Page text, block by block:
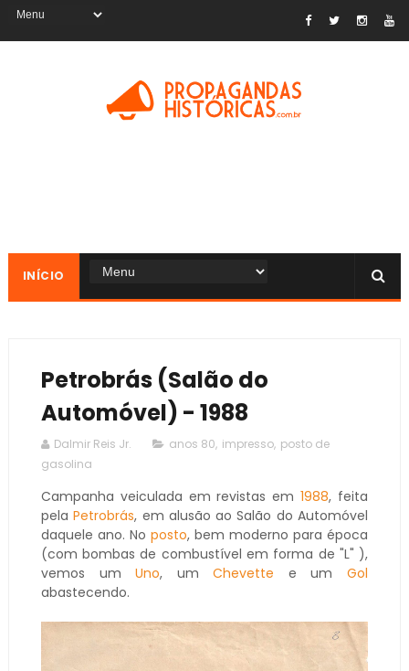
INÍCIO
Petrobrás (Salão do
Automóvel) - 1988
Dalmir Reis Jr. anos 80, impresso, posto de
gasolina
Campanha veiculada em revistas em1988, feita
pelaPetrobrás, em alusão ao Salão do Automóvel
daquele ano. No posto, bem moderno para época
(com bombas de combustível em forma de "L" ),
vemos umUno, umChevette e umGol
abastecendo.